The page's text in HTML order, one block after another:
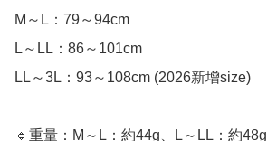
M～L：79～94cm
L～LL：86～101cm
LL～3L：93～108cm (2026新增size)
🔹重量：M～L：約44g、L～LL：約48g